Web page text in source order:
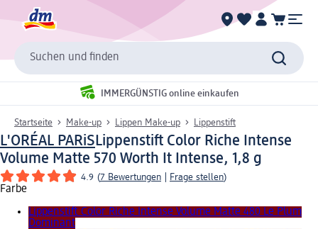
Suchen und finden
IMMERGÜNSTIG online einkaufen
Startseite Make-up Lippen Make-up Lippenstift
L'ORÉAL PARiSLippenstift Color Riche Intense
Volume Matte 570 Worth It Intense, 1,8 g
4.9 (7 Bewertungen Frage stellen)
Farbe
Lippenstift Color Riche Intense Volume Matte 480 Le Plum
Dominant